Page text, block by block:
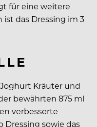
für eine weitere
ist das Dressing im 3
Kräuter und
bewährten 875 ml
verbesserte
Dressing sowie das